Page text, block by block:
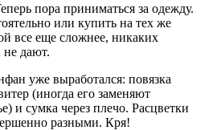
пора приниматься за одежду.
или купить на тех же
все еще сложнее, никаких
не дают.
уже выработался: повязка
(иногда его заменяют
и сумка через плечо. Расцветки
разными. Кря!